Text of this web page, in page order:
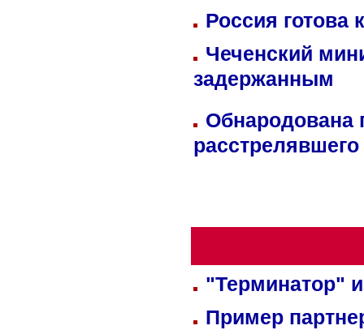
Россия готова
Чеченский
задержанным
Обнародована
"Терминатор"
Пример